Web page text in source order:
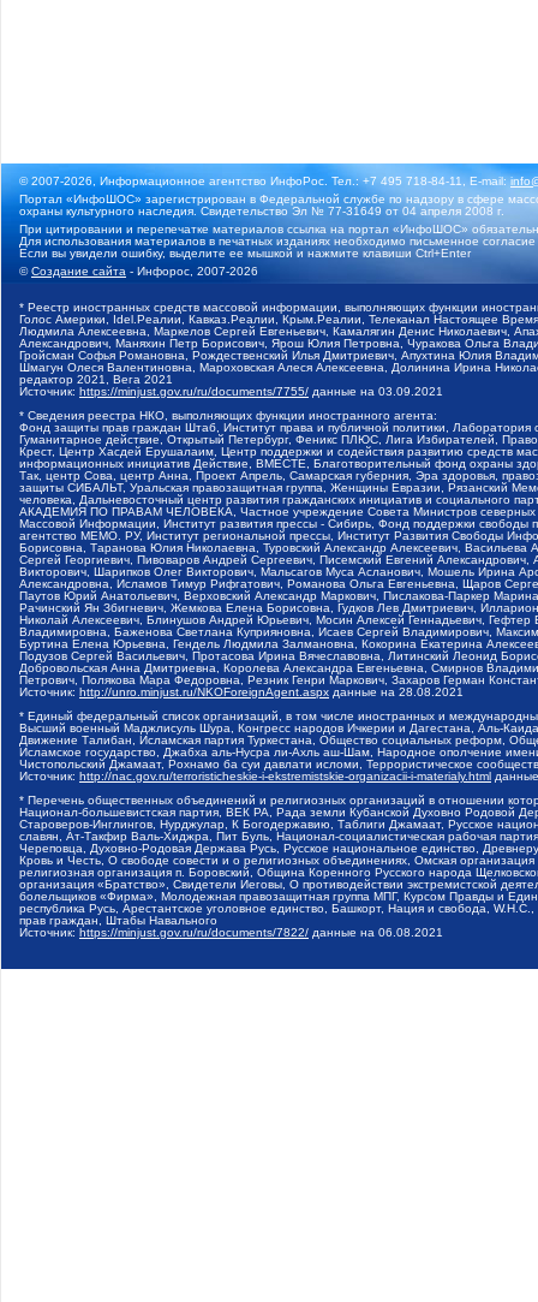
© 2007-2026, Информационное агентство ИнфоРос. Тел.: +7 495 718-84-11, E-mail:
Портал «ИнфоШОС» зарегистрирован в Федеральной службе по надзору в сфере
охраны культурного наследия. Свидетельство Эл № 77-31649 от 04 апреля 2008 г.
При цитировании и перепечатке материалов ссылка на портал «ИнфоШОС»
Для использования материалов в печатных изданиях необходимо письменное
Если вы увидели ошибку, выделите ее мышкой и нажмите клавиши Ctrl+Enter
©Создание сайта - Инфорос, 2007-2026
* Реестр иностранных средств массовой информации, выполняющих функции
Голос Америки, Idel.Реалии, Кавказ.Реалии, Крым.Реалии, Телеканал Настоящее
Людмила Алексеевна, Маркелов Сергей Евгеньевич, Камалягин Денис Николаевич,
Александрович, Маняхин Петр Борисович, Ярош Юлия Петровна, Чуракова Ольга
Гройсман Софья Романовна, Рождественский Илья Дмитриевич, Апухтина Юлия
Шмагун Олеся Валентиновна, Мароховская Алеся Алексеевна, Долинина Ирина
редактор 2021, Вега 2021
Источник: https://minjust.gov.ru/ru/documents/7755/ данные на 03.09.2021
* Сведения реестра НКО, выполняющих функции иностранного агента:
Фонд защиты прав граждан Штаб, Институт права и публичной политики,
Гуманитарное действие, Открытый Петербург, Феникс ПЛЮС, Лига Избирателей,
Крест, Центр Хасдей Ерушалаим, Центр поддержки и содействия развитию средств
информационных инициатив Действие, ВМЕСТЕ, Благотворительный фонд охраны
Так, центр Сова, центр Анна, Проект Апрель, Самарская губерния, Эра здоровья,
защиты СИБАЛЬТ, Уральская правозащитная группа, Женщины Евразии, Рязанский
человека, Дальневосточный центр развития гражданских инициатив и социального
АКАДЕМИЯ ПО ПРАВАМ ЧЕЛОВЕКА, Частное учреждение Совета Министров северных
Массовой Информации, Институт развития прессы - Сибирь, Фонд поддержки
агентство МЕМО. РУ, Институт региональной прессы, Институт Развития Свободы
Борисовна, Таранова Юлия Николаевна, Туровский Александр Алексеевич,
Сергей Георгиевич, Пивоваров Андрей Сергеевич, Писемский Евгений
Викторович, Шарипков Олег Викторович, Мальсагов Муса Асланович, Мошель Ирина
Александровна, Исламов Тимур Рифгатович, Романова Ольга Евгеньевна, Щаров
Паутов Юрий Анатольевич, Верховский Александр Маркович, Пислакова-Паркер
Рачинский Ян Збигневич, Жемкова Елена Борисовна, Гудков Лев Дмитриевич,
Николай Алексеевич, Блинушов Андрей Юрьевич, Мосин Алексей Геннадьевич,
Владимировна, Баженова Светлана Куприяновна, Исаев Сергей Владимирович,
Буртина Елена Юрьевна, Гендель Людмила Залмановна, Кокорина Екатерина
Подузов Сергей Васильевич, Протасова Ирина Вячеславовна, Литинский Леонид
Добровольская Анна Дмитриевна, Королева Александра Евгеньевна, Смирнов
Петрович, Полякова Мара Федоровна, Резник Генри Маркович, Захаров Герман
Источник: http://unro.minjust.ru/NKOForeignAgent.aspx данные на 28.08.2021
* Единый федеральный список организаций, в том числе иностранных и
Высший военный Маджлисуль Шура, Конгресс народов Ичкерии и Дагестана, Аль-
Движение Талибан, Исламская партия Туркестана, Общество социальных реформ,
Исламское государство, Джабха аль-Нусра ли-Ахль аш-Шам, Народное ополчение
Чистопольский Джамаат, Рохнамо ба суи давлати исломи, Террористическое
Источник: http://nac.gov.ru/terroristicheskie-i-ekstremistskie-organizacii-i-materialy.html
* Перечень общественных объединений и религиозных организаций в отношении
Национал-большевистская партия, ВЕК РА, Рада земли Кубанской Духовно Родовой
Староверов-Инглингов, Нурджулар, К Богодержавию, Таблиги Джамаат, Русское
славян, Ат-Такфир Валь-Хиджра, Пит Буль, Национал-социалистическая рабочая
Череповца, Духовно-Родовая Держава Русь, Русское национальное единство,
Кровь и Честь, О свободе совести и о религиозных объединениях, Омская
религиозная организация п. Боровский, Община Коренного Русского народа
организация «Братство», Свидетели Иеговы, О противодействии экстремистской
болельщиков «Фирма», Молодежная правозащитная группа МПГ, Курсом Правды и
республика Русь, Арестантское уголовное единство, Башкорт, Нация и свобода,
прав граждан, Штабы Навального
Источник: https://minjust.gov.ru/ru/documents/7822/ данные на 06.08.2021